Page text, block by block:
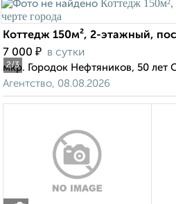
2/3
Коттедж 150м², 2-этажный,
7 000 ₽ в сутки
мкр. Городок Нефтяников, 50 лет
Агентство, 08.08.2026